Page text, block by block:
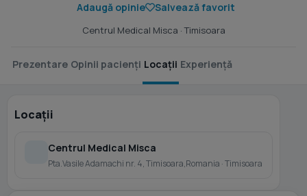
Adaugă opinie
Salvează favorit
Centrul Medical Misca · Timisoara
Prezentare Opinii pacienți Locații Experiență
Locații
Centrul Medical Misca
Pta.Vasile Adamachi nr. 4, Timisoara,Romania · Timisoara